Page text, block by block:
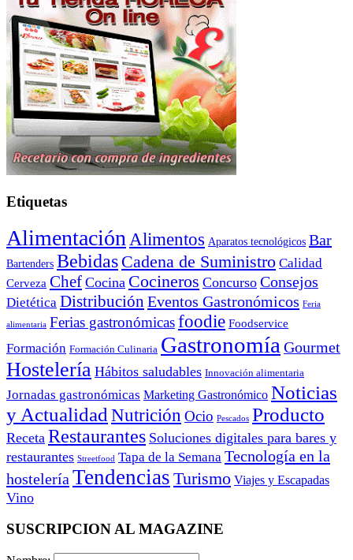
Etiquetas
Alimentación Alimentos Aparatos tecnológicos Bar
Bartenders Bebidas Cadena de Suministro Calidad
Cerveza Chef Cocina Cocineros Concurso Consejos
Dietética Distribución Eventos Gastronómicos Feria
alimentaria Ferias gastronómicasfoodie Foodservice
Formación Formación Culinaria Gastronomía Gourmet
Hostelería Hábitos saludables Innovación alimentaria
Jornadas gastronómicas Marketing Gastronómico Noticias
y Actualidad Nutrición Ocio Pescados Producto
Receta Restaurantes Soluciones digitales para bares y
restaurantes Streetfood Tapa de la Semana Tecnología en la
hostelería Tendencias Turismo Viajes y Escapadas
Vino
SUSCRIPCION AL MAGAZINE